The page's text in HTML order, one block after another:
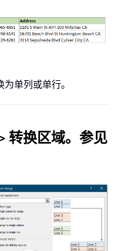
单列或单行。
转换区域。参见